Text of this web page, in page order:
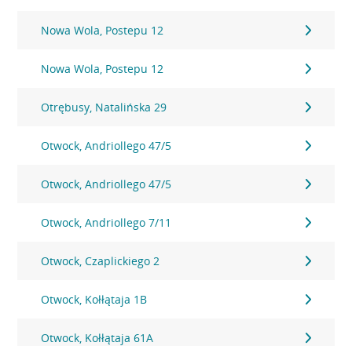
Nowa Wola, Postepu 12
Nowa Wola, Postepu 12
Otrębusy, Natalińska 29
Otwock, Andriollego 47/5
Otwock, Andriollego 47/5
Otwock, Andriollego 7/11
Otwock, Czaplickiego 2
Otwock, Kołłątaja 1B
Otwock, Kołłątaja 61A